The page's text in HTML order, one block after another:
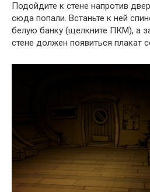
Подойдите к стене напротив
сюда попали. Встаньте к ней
белую банку (щелкните ПКМ), а
стене должен появиться плакат